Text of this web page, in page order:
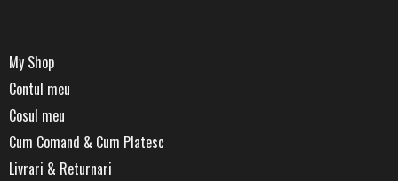
My Shop
Contul meu
Cosul meu
Cum Comand & Cum Platesc
Livrari & Returnari